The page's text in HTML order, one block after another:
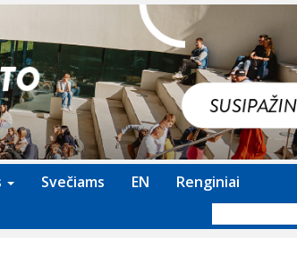
Svečiams EN Renginiai
forma